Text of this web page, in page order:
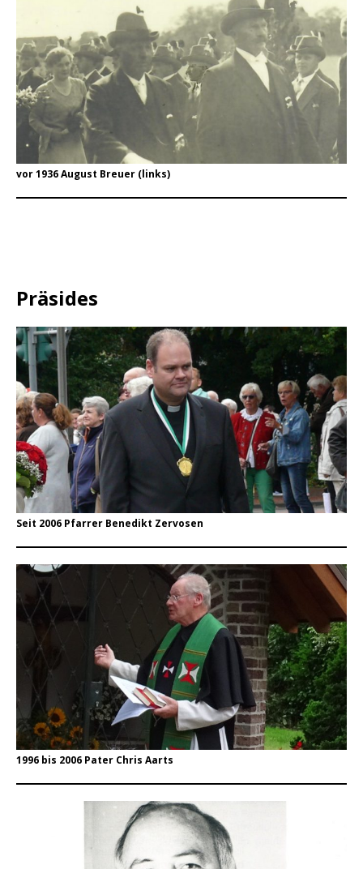
vor 1936 August Breuer (links)
Präsides
Seit 2006 Pfarrer Benedikt Zervosen
1996 bis 2006 Pater Chris Aarts